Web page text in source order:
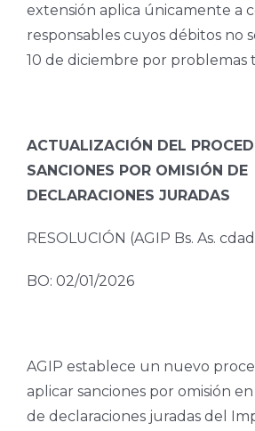
extensión aplica únicamente a
responsables cuyos débitos no
10 de diciembre por problemas
ACTUALIZACIÓN DEL
SANCIONES POR OMISIÓN DE
DECLARACIONES JURADAS
RESOLUCIÓN (AGIP Bs. As.
BO: 02/01/2026
AGIP establece un nuevo
aplicar sanciones por omisión
de declaraciones juradas del